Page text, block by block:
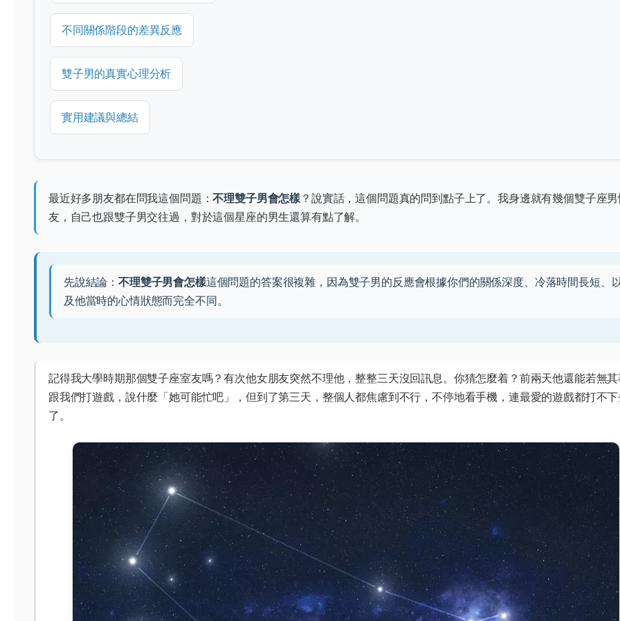
不同關係階段的差異反應
雙子男的真實心理分析
實用建議與總結
最近好多朋友都在問我這個問題：不理雙子男會怎樣 ？說實話，這個問題真的問到點子上了。我身邊就有幾個雙子座
友，自己也跟雙子男交往過，對於這個星座的男生還算有點了解。
先說結論：不理雙子男會怎樣這個問題的答案很複雜，因為雙子男的反應會根據你們的關係深度、冷落時間長短、
及他當時的心情狀態而完全不同。
記得我大學時期那個雙子座室友嗎？有次他女朋友突然不理他，整整三天沒回訊息。你猜怎麼着？前兩天他還能若無
跟我們打遊戲，說什麼「她可能忙吧」，但到了第三天，整個人都焦慮到不行，不停地看手機，連最愛的遊戲都打不
了。